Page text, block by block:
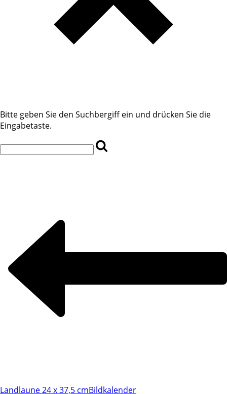
Bitte geben Sie den Suchbergiff ein und drücken Sie die
Eingabetaste.
Landlaune 24 x 37,5 cmBildkalender